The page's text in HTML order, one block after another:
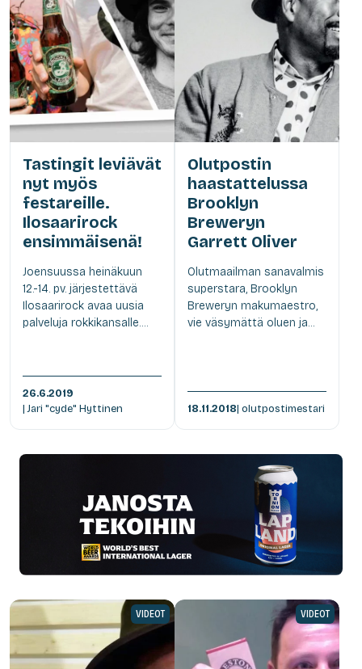
Tastingit leviävät
nyt myös
festareille.
Ilosaarirock
ensimmäisenä!
Joensuussa heinäkuun
12.-14. pv. järjestettävä
Ilosaarirock avaa uusia
palveluja rokkikansalle....
26.6.2019
| Jari "cyde" Hyttinen
Olutpostin
haastattelussa
Brooklyn
Breweryn
Garrett Oliver
Olutmaailman sanavalmis
superstara, Brooklyn
Breweryn makumaestro,
vie väsymättä oluen ja...
18.11.2018| olutpostimestari
VIDEOT VIDEOT